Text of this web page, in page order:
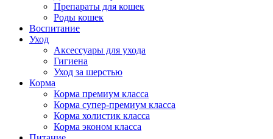
Препараты для кошек
Роды кошек
Воспитание
Уход
Аксессуары для ухода
Гигиена
Уход за шерстью
Корма
Корма премиум класса
Корма супер-премиум класса
Корма холистик класса
Корма эконом класса